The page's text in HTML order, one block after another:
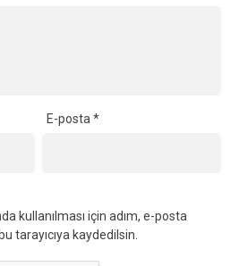
E-posta*
kullanılması için adım, e-posta
tarayıcıya kaydedilsin.